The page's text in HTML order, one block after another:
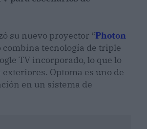
su nuevo proyector “Photon
combina tecnología de triple
TV incorporado, lo que lo
Optoma es uno de
en un sistema de